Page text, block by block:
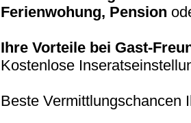
Ferienwohung, Pension
Ihre Vorteile bei Gast-
Kostenlose
Beste Vermittlungschancen